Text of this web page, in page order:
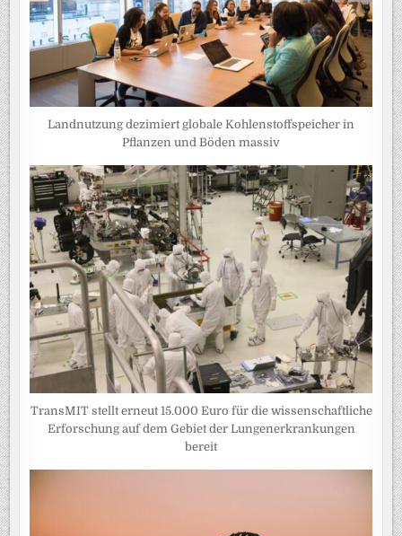
Landnutzung dezimiert globale Kohlenstoffspeicher in
Pflanzen und Böden massiv
TransMIT stellt erneut 15.000 Euro für die wissenschaftliche
Erforschung auf dem Gebiet der Lungenerkrankungen
bereit